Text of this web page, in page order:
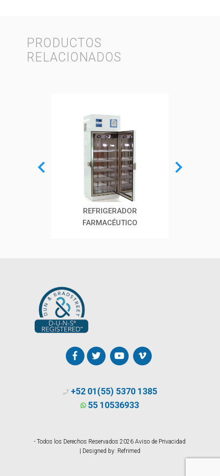
PRODUCTOS
RELACIONADOS
REFRIGERADOR
FARMACÉUTICO
+52 01(55) 5370 1385
55 10536933
- Todos los Derechos Reservados 2026Aviso de Privacidad
| Designed by: Refrimed